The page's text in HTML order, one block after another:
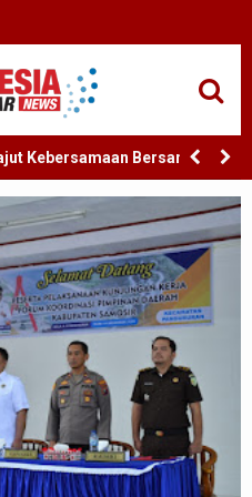
Kebersamaan Bersama
Online Kota Binjai